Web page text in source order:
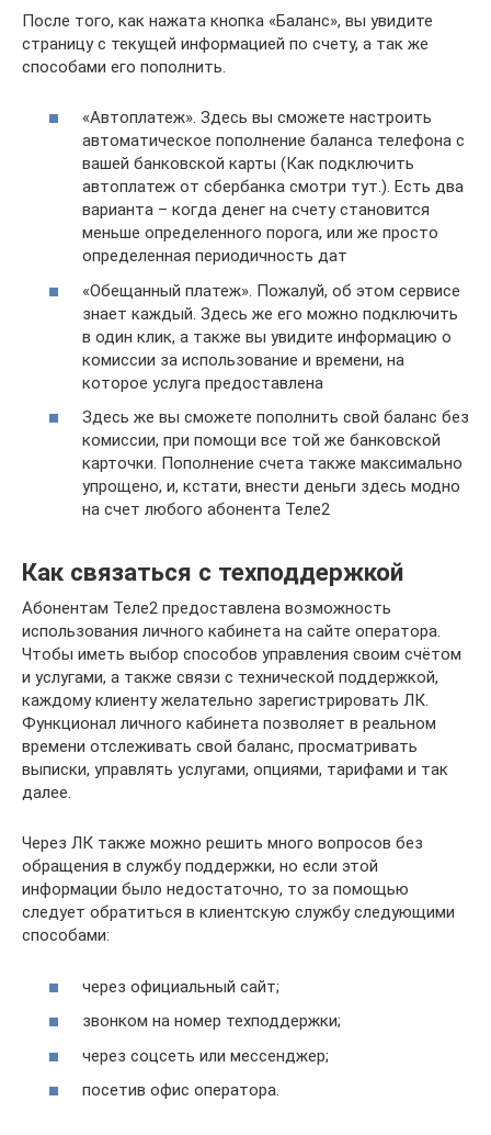
После того, как нажата кнопка «Баланс», вы увидите
страницу с текущей информацией по счету, а так же
способами его пополнить.
«Автоплатеж». Здесь вы сможете настроить
автоматическое пополнение баланса телефона с
вашей банковской карты (Как подключить
автоплатеж от сбербанка смотри тут.). Есть два
варианта – когда денег на счету становится
меньше определенного порога, или же просто
определенная периодичность дат
«Обещанный платеж». Пожалуй, об этом сервисе
знает каждый. Здесь же его можно подключить
в один клик, а также вы увидите информацию о
комиссии за использование и времени, на
которое услуга предоставлена
Здесь же вы сможете пополнить свой баланс без
комиссии, при помощи все той же банковской
карточки. Пополнение счета также максимально
упрощено, и, кстати, внести деньги здесь модно
на счет любого абонента Теле2
Как связаться с техподдержкой
Абонентам Теле2 предоставлена возможность
использования личного кабинета на сайте оператора.
Чтобы иметь выбор способов управления своим счётом
и услугами, а также связи с технической поддержкой,
каждому клиенту желательно зарегистрировать ЛК.
Функционал личного кабинета позволяет в реальном
времени отслеживать свой баланс, просматривать
выписки, управлять услугами, опциями, тарифами и так
далее.
Через ЛК также можно решить много вопросов без
обращения в службу поддержки, но если этой
информации было недостаточно, то за помощью
следует обратиться в клиентскую службу следующими
способами:
через официальный сайт;
звонком на номер техподдержки;
через соцсеть или мессенджер;
посетив офис оператора.